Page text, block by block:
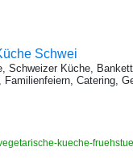
Schwei
Schweizer Küche,
Catering,
kueche-